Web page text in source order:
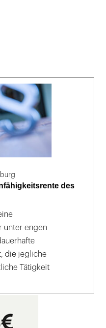
des
unter engen
die jegliche
Tätigkeit